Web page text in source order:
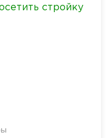
стройку